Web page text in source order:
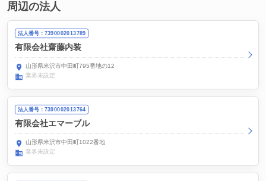
周辺の法人
法人番号：7390002013789
有限会社齋藤内装
山形県米沢市中田町795番地の12
業界未設定
法人番号：7390002013764
有限会社エマーブル
山形県米沢市中田町1022番地
業界未設定